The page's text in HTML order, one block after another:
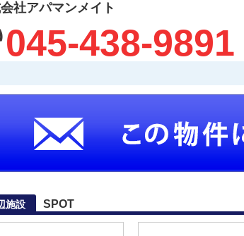
社アパマンメイト
045-438-9891
施設 SPOT